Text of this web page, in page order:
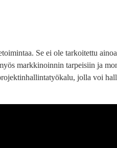
Se ei ole tarkoitettu
markkinoinnin tarpeisiin ja
jolla voi